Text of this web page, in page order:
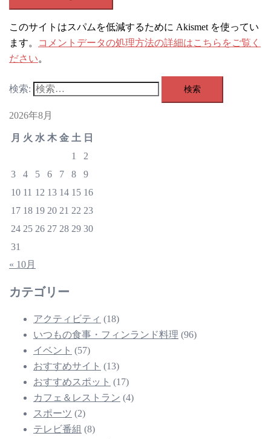
このサイトはスパムを低減するために Akismet を使ってい
ます。
コメントデータの処理方法の詳細はこちらをご覧く
ださい。
検索:
2026年8月
月 火 水 木 金 土 日
1
2
3
4 5 6 7 8
9
10 11 12 13 14 15 16
17 18 19 20 21 22 23
24 25 26 27 28 29 30
31
« 10月
カテゴリー
アクティビティ (18)
いつもの食事・フィンランド料理 (96)
イベント (57)
おすすめサイト (13)
おすすめスポット (17)
カフェ＆レストラン (4)
スポーツ (2)
テレビ番組 (8)